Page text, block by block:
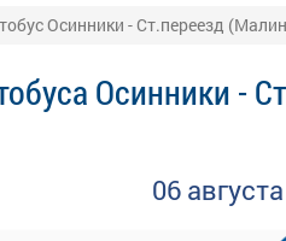
Осинники - Ст.переезд
Осинники -
06 августа